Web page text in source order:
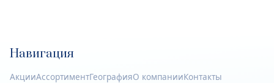
Навигация
АкцииАссортиментГеографияО компанииКонтакты